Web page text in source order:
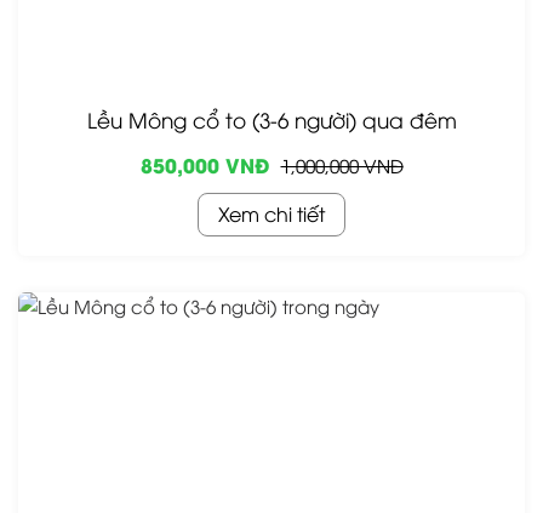
Lều Mông cổ to (3-6 người) qua đêm
850,000 VNĐ 1,000,000 VNĐ
Xem chi tiết